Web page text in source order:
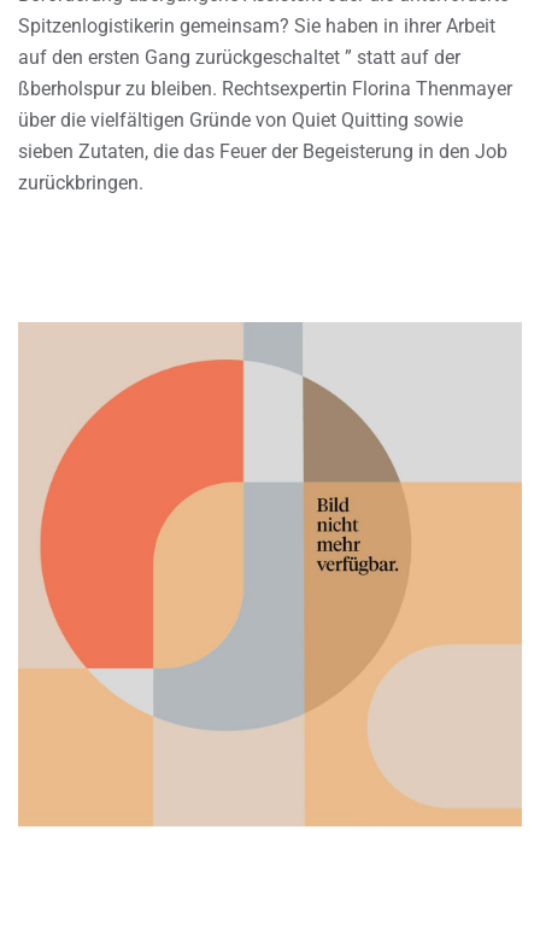
Spitzenlogistikerin gemeinsam? Sie haben in ihrer Arbeit
auf den ersten Gang zurückgeschaltet ” statt auf der
ßberholspur zu bleiben. Rechtsexpertin Florina Thenmayer
über die vielfältigen Gründe von Quiet Quitting sowie
sieben Zutaten, die das Feuer der Begeisterung in den Job
zurückbringen.